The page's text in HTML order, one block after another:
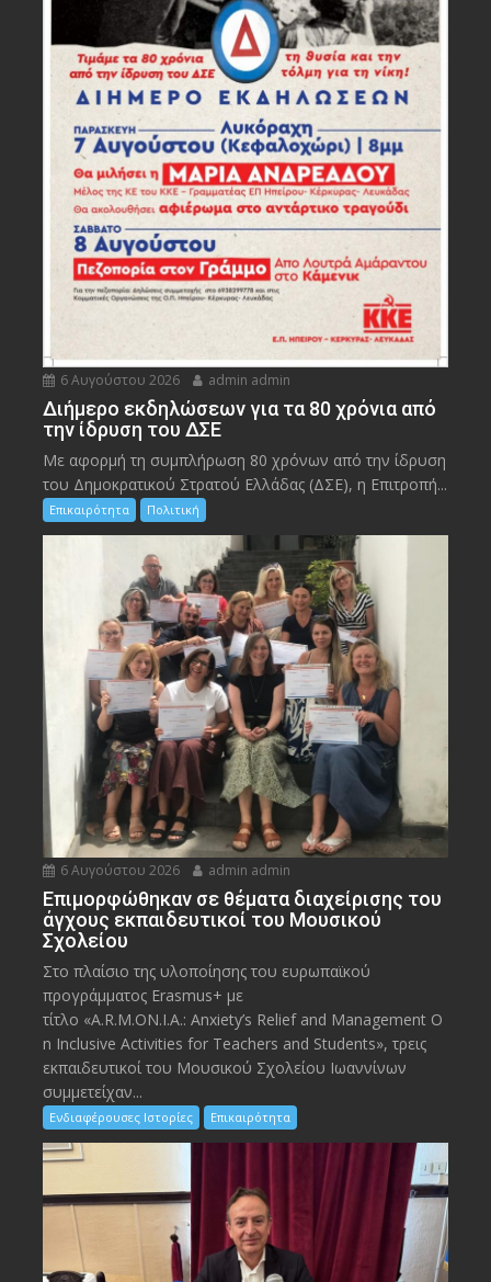
6 Αυγούστου 2026 admin admin
Διήμερο εκδηλώσεων για τα 80 χρόνια από
την ίδρυση του ΔΣΕ
Με αφορμή τη συμπλήρωση 80 χρόνων από την ίδρυση
του Δημοκρατικού Στρατού Ελλάδας (ΔΣΕ), η Επιτροπή...
Επικαιρότητα Πολιτική
6 Αυγούστου 2026 admin admin
Eπιμορφώθηκαν σε θέματα διαχείρισης του
άγχους εκπαιδευτικοί του Μουσικού
Σχολείου
Στο πλαίσιο της υλοποίησης του ευρωπαϊκού
προγράμματος Erasmus+ με
τίτλο «A.R.M.ON.I.A.: Anxiety’s Relief and Management O
n Inclusive Activities for Teachers and Students», τρεις
εκπαιδευτικοί του Μουσικού Σχολείου Ιωαννίνων
συμμετείχαν...
Ενδιαφέρουσες Ιστορίες Επικαιρότητα